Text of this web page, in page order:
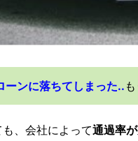
ーンに落ちてしまった..
、会社によって通過率